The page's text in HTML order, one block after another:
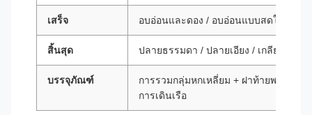
เสร็จ อบอ่อนและดอง / อบอ่อนแบบสดใส
สิ้นสุด ปลายธรรมดา / ปลายเอียง / เกลียว
บรรจุภัณฑ์
การรวมกลุ่มหกเหลี่ยม + ฝาท้ายพลาสติก
การเดินเรือ